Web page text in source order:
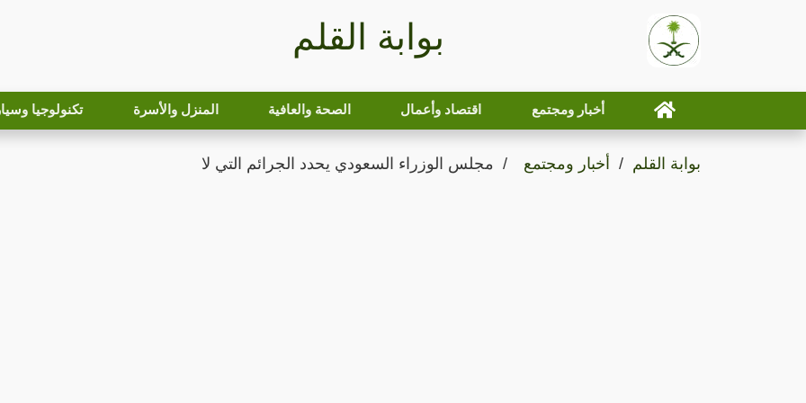
بوابة القلم
أخبار ومجتمع اقتصاد وأعمال الصحة والعافية المنزل والأسرة تكنولوجيا
بوابة القلم أخبار ومجتمع مجلس الوزراء السعودي يحدد الجرائم التي لا